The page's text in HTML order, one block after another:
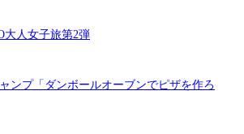
大人女子旅第2弾
ンプ「ダンボールオーブンでピザを作ろ